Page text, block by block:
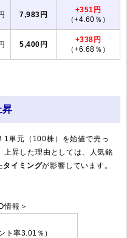
7,983円
+351円
（+4.60％）
5,400円
+338円
（+6.68％）
昇
1単元（100株）を始値で売っ
上昇した理由としては、人気銘
タイミングが影響しています。
情報＞
ト率3.01％）